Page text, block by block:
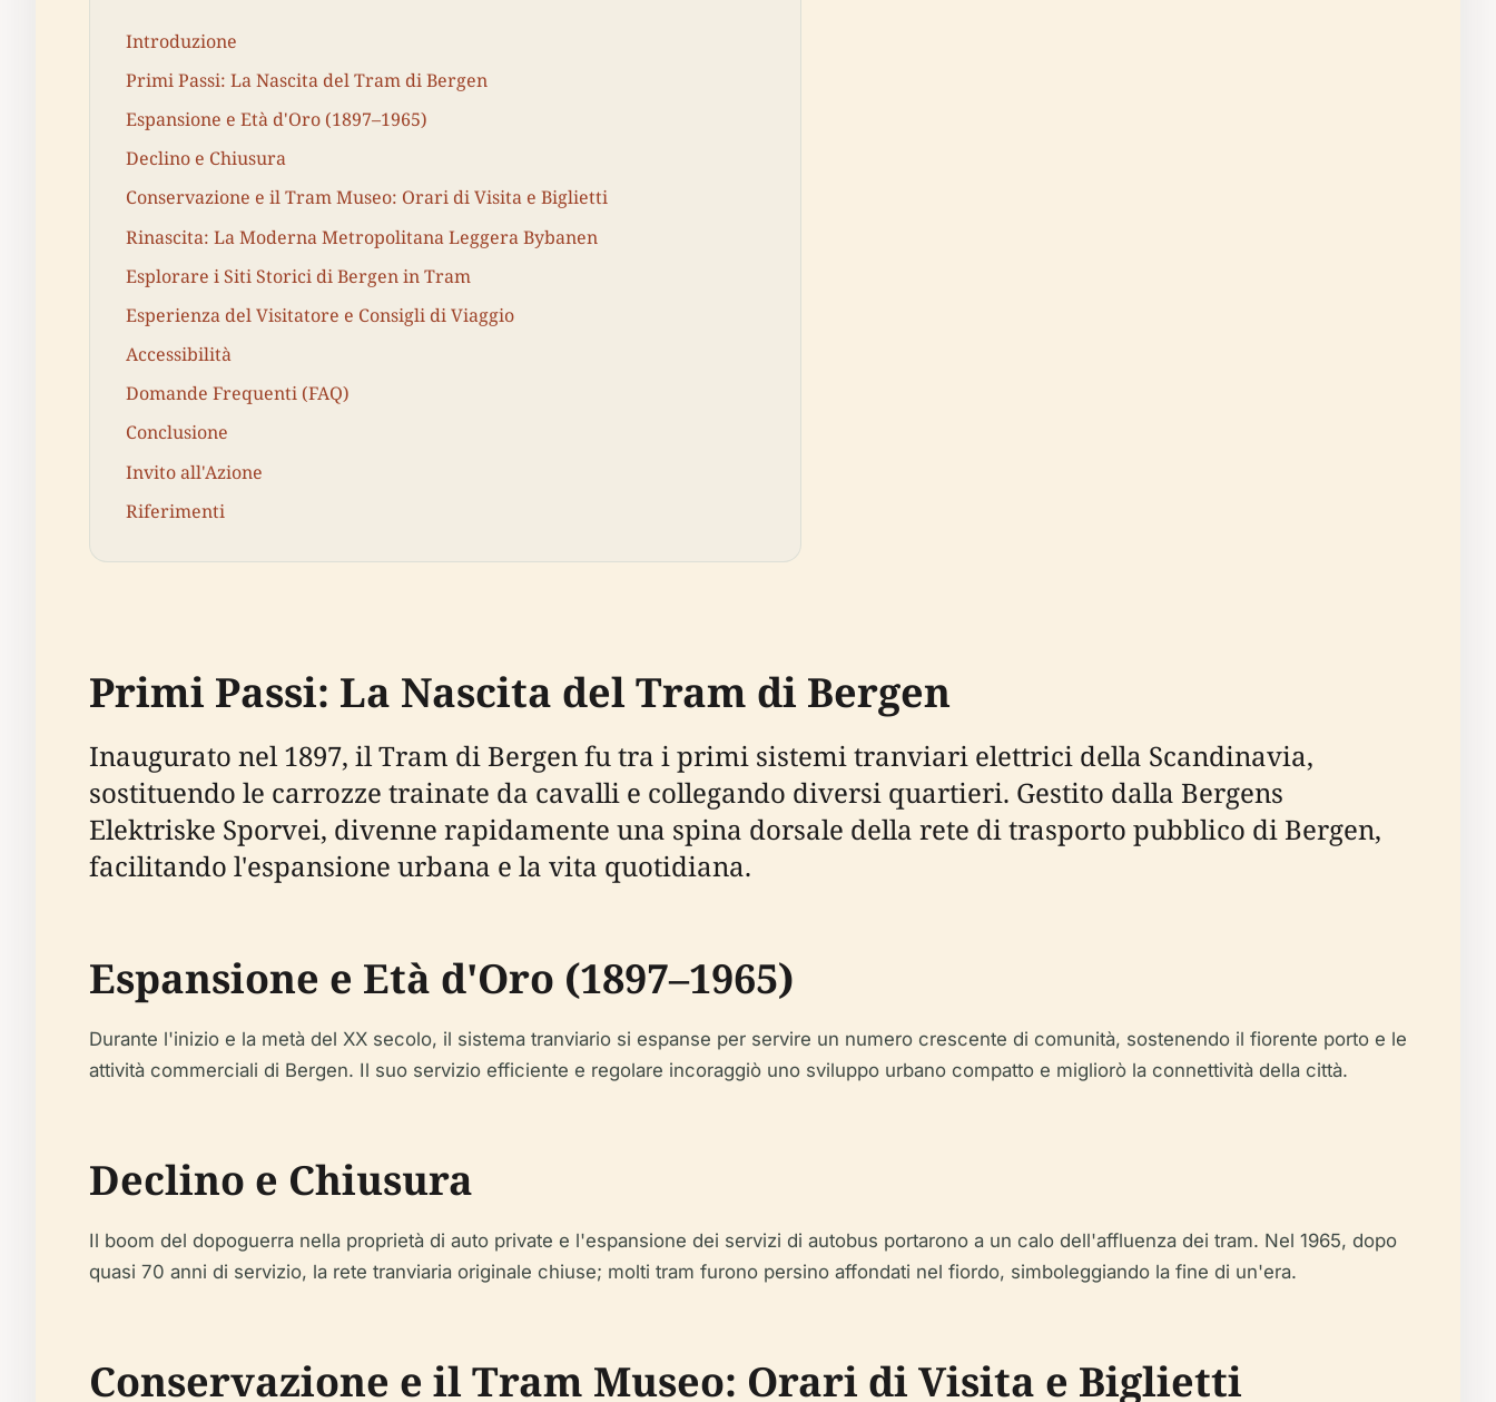
Introduzione
Primi Passi: La Nascita del Tram di Bergen
Espansione e Età d'Oro (1897–1965)
Declino e Chiusura
Conservazione e il Tram Museo: Orari di Visita e Biglietti
Rinascita: La Moderna Metropolitana Leggera Bybanen
Esplorare i Siti Storici di Bergen in Tram
Esperienza del Visitatore e Consigli di Viaggio
Accessibilità
Domande Frequenti (FAQ)
Conclusione
Invito all'Azione
Riferimenti
Primi Passi: La Nascita del Tram di Bergen
Inaugurato nel 1897, il Tram di Bergen fu tra i primi sistemi tranviari elettrici della Scandinavia,
sostituendo le carrozze trainate da cavalli e collegando diversi quartieri. Gestito dalla Bergens
Elektriske Sporvei, divenne rapidamente una spina dorsale della rete di trasporto pubblico di Bergen,
facilitando l'espansione urbana e la vita quotidiana.
Espansione e Età d'Oro (1897–1965)
Durante l'inizio e la metà del XX secolo, il sistema tranviario si espanse per servire un numero crescente di comunità, sostenendo il fiorente porto e le
attività commerciali di Bergen. Il suo servizio efficiente e regolare incoraggiò uno sviluppo urbano compatto e migliorò la connettività della città.
Declino e Chiusura
Il boom del dopoguerra nella proprietà di auto private e l'espansione dei servizi di autobus portarono a un calo dell'affluenza dei tram. Nel 1965, dopo
quasi 70 anni di servizio, la rete tranviaria originale chiuse; molti tram furono persino affondati nel fiordo, simboleggiando la fine di un'era.
Conservazione e il Tram Museo: Orari di Visita e Biglietti